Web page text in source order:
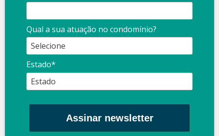
Qual a sua atuação no condomínio?
Estado*
Assinar newsletter